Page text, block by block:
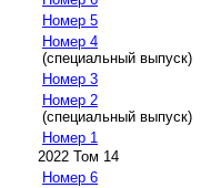
Номер 5
Номер 4
(специальный выпуск)
Номер 3
Номер 2
(специальный выпуск)
Номер 1
2022 Том 14
Номер 6